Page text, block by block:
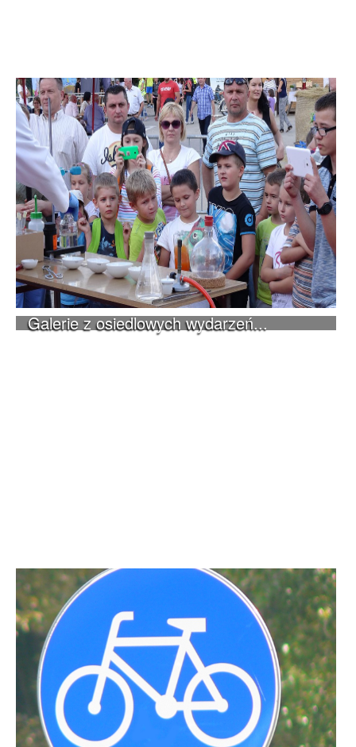
Galerie z osiedlowych wydarzeń...